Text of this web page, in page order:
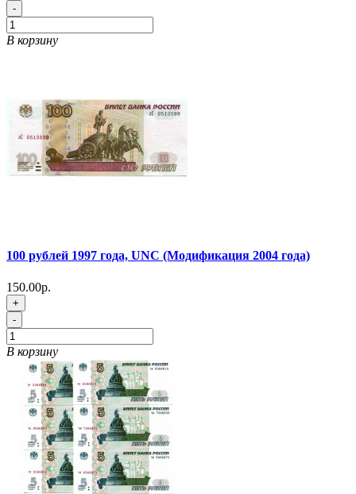
-
В корзину
100 рублей 1997 года, UNC (Модификация 2004 года)
150.00р.
+
-
В корзину